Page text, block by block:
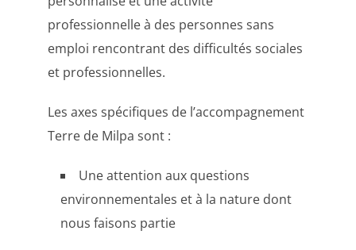
professionnelle à des personnes sans
emploi rencontrant des difficultés sociales
et professionnelles.
Les axes spécifiques de l’accompagnement
Terre de Milpa sont :
Une attention aux questions
environnementales et à la nature dont
nous faisons partie